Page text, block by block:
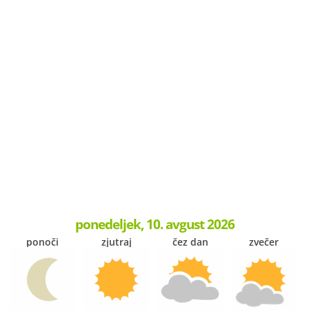
ponedeljek, 10. avgust 2026
ponoči zjutraj čez dan zvečer